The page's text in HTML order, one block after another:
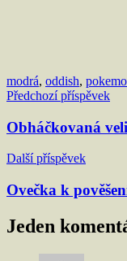
modrá, oddish,
Navigace
pro
Předchozí příspěvek
Obháčkovaná
Další příspěvek
Ovečka k
Jeden